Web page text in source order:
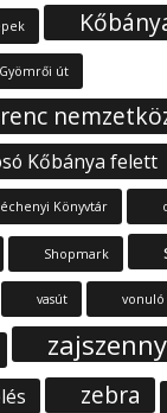
út
Kőbánya felett
Könyvtár
Shopmark
vasút
zebra